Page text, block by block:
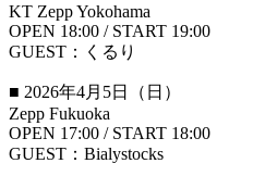
KT Zepp Yokohama
OPEN 18:00 / START 19:00
GUEST：くるり
■ 2026年4月5日（日）
Zepp Fukuoka
OPEN 17:00 / START 18:00
GUEST：Bialystocks